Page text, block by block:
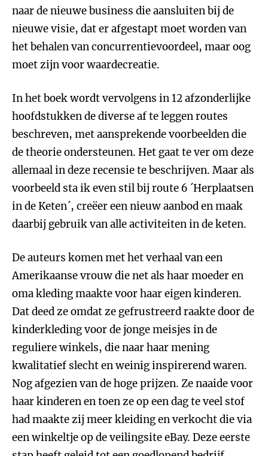
naar de nieuwe business die aansluiten bij de
nieuwe visie, dat er afgestapt moet worden van
het behalen van concurrentievoordeel, maar oog
moet zijn voor waardecreatie.
In het boek wordt vervolgens in 12 afzonderlijke
hoofdstukken de diverse af te leggen routes
beschreven, met aansprekende voorbeelden die
de theorie ondersteunen. Het gaat te ver om deze
allemaal in deze recensie te beschrijven. Maar als
voorbeeld sta ik even stil bij route 6 ´Herplaatsen
in de Keten´, creëer een nieuw aanbod en maak
daarbij gebruik van alle activiteiten in de keten.
De auteurs komen met het verhaal van een
Amerikaanse vrouw die net als haar moeder en
oma kleding maakte voor haar eigen kinderen.
Dat deed ze omdat ze gefrustreerd raakte door de
kinderkleding voor de jonge meisjes in de
reguliere winkels, die naar haar mening
kwalitatief slecht en weinig inspirerend waren.
Nog afgezien van de hoge prijzen. Ze naaide voor
haar kinderen en toen ze op een dag te veel stof
had maakte zij meer kleiding en verkocht die via
een winkeltje op de veilingsite eBay. Deze eerste